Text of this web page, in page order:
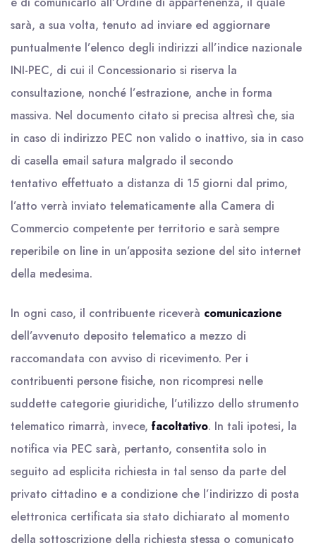
sarà, a sua volta, tenuto ad inviare ed aggiornare
puntualmente l’elenco degli indirizzi all’indice nazionale
INI-PEC, di cui il Concessionario si riserva la
consultazione, nonché l’estrazione, anche in forma
massiva. Nel documento citato si precisa altresì che, sia
in caso di indirizzo PEC non valido o inattivo, sia in caso
di casella email satura malgrado il secondo
tentativo effettuato a distanza di 15 giorni dal primo,
l’atto verrà inviato telematicamente alla Camera di
Commercio competente per territorio e sarà sempre
reperibile on line in un’apposita sezione del sito internet
della medesima.
In ogni caso, il contribuente riceverà comunicazione
dell’avvenuto deposito telematico a mezzo di
raccomandata con avviso di ricevimento. Per i
contribuenti persone fisiche, non ricompresi nelle
suddette categorie giuridiche, l’utilizzo dello strumento
telematico rimarrà, invece, facoltativo. In tali ipotesi, la
notifica via PEC sarà, pertanto, consentita solo in
seguito ad esplicita richiesta in tal senso da parte del
privato cittadino e a condizione che l’indirizzo di posta
elettronica certificata sia stato dichiarato al momento
della sottoscrizione della richiesta stessa o comunicato